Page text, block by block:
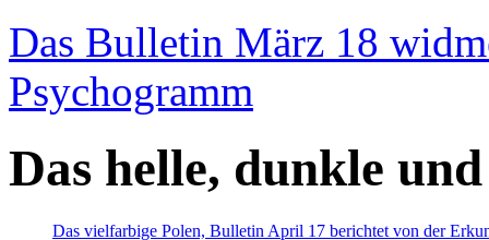
Das Bulletin März 18
Psychogramm
Das helle, dunkle
Das vielfarbige Polen, Bulletin April 17 berichtet von der